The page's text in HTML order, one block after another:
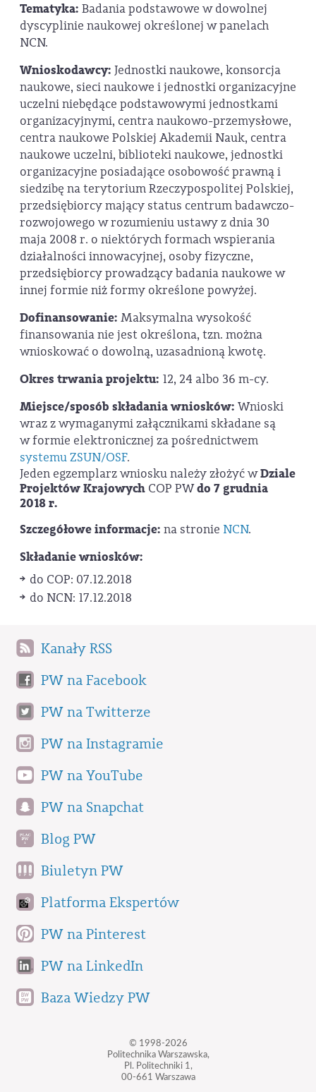
Tematyka: Badania podstawowe w dowolnej
dyscyplinie naukowej określonej w panelach
NCN.
Wnioskodawcy: Jednostki naukowe, konsorcja
naukowe, sieci naukowe i jednostki organizacyjne
uczelni niebędące podstawowymi jednostkami
organizacyjnymi, centra naukowo-przemysłowe,
centra naukowe Polskiej Akademii Nauk, centra
naukowe uczelni, biblioteki naukowe, jednostki
organizacyjne posiadające osobowość prawną i
siedzibę na terytorium Rzeczypospolitej Polskiej,
przedsiębiorcy mający status centrum badawczo-
rozwojowego w rozumieniu ustawy z dnia 30
maja 2008 r. o niektórych formach wspierania
działalności innowacyjnej, osoby fizyczne,
przedsiębiorcy prowadzący badania naukowe w
innej formie niż formy określone powyżej.
Dofinansowanie: Maksymalna wysokość
finansowania nie jest określona, tzn. można
wnioskować o dowolną, uzasadnioną kwotę.
Okres trwania projektu: 12, 24 albo 36 m-cy.
Miejsce/sposób składania wniosków: Wnioski
wraz z wymaganymi załącznikami składane są
w formie elektronicznej za pośrednictwem
systemu ZSUN/OSF.
Jeden egzemplarz wniosku należy złożyć wDziale
Projektów Krajowych COP PWdo 7 grudnia
2018 r.
Szczegółowe informacje: na stronie NCN.
Składanie wniosków:
do COP: 07.12.2018
do NCN: 17.12.2018
Kanały RSS
PW na Facebook
PW na Twitterze
PW na Instagramie
PW na YouTube
PW na Snapchat
Blog PW
Biuletyn PW
Platforma Ekspertów
PW na Pinterest
PW na LinkedIn
Baza Wiedzy PW
© 1998-2026
Politechnika Warszawska,
Pl. Politechniki 1,
00-661 Warszawa